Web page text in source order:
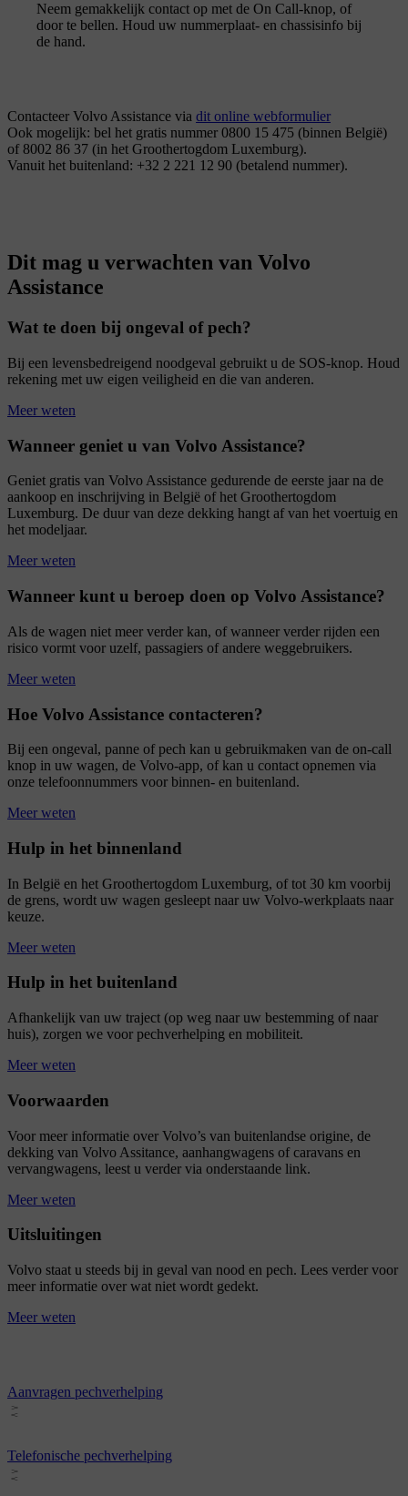
Neem gemakkelijk contact op met de On Call-knop, of
door te bellen. Houd uw nummerplaat- en chassisinfo bij
de hand.
Contacteer Volvo Assistance via dit online webformulier
Ook mogelijk: bel het gratis nummer 0800 15 475 (binnen België)
of 8002 86 37 (in het Groothertogdom Luxemburg).
Vanuit het buitenland: +32 2 221 12 90 (betalend nummer).
Dit mag u verwachten van Volvo
Assistance
Wat te doen bij ongeval of pech?
Bij een levensbedreigend noodgeval gebruikt u de SOS-knop. Houd
rekening met uw eigen veiligheid en die van anderen.
Meer weten
Wanneer geniet u van Volvo Assistance?
Geniet gratis van Volvo Assistance gedurende de eerste jaar na de
aankoop en inschrijving in België of het Groothertogdom
Luxemburg. De duur van deze dekking hangt af van het voertuig en
het modeljaar.
Meer weten
Wanneer kunt u beroep doen op Volvo Assistance?
Als de wagen niet meer verder kan, of wanneer verder rijden een
risico vormt voor uzelf, passagiers of andere weggebruikers.
Meer weten
Hoe Volvo Assistance contacteren?
Bij een ongeval, panne of pech kan u gebruikmaken van de on-call
knop in uw wagen, de Volvo-app, of kan u contact opnemen via
onze telefoonnummers voor binnen- en buitenland.
Meer weten
Hulp in het binnenland
In België en het Groothertogdom Luxemburg, of tot 30 km voorbij
de grens, wordt uw wagen gesleept naar uw Volvo-werkplaats naar
keuze.
Meer weten
Hulp in het buitenland
Afhankelijk van uw traject (op weg naar uw bestemming of naar
huis), zorgen we voor pechverhelping en mobiliteit.
Meer weten
Voorwaarden
Voor meer informatie over Volvo’s van buitenlandse origine, de
dekking van Volvo Assitance, aanhangwagens of caravans en
vervangwagens, leest u verder via onderstaande link.
Meer weten
Uitsluitingen
Volvo staat u steeds bij in geval van nood en pech. Lees verder voor
meer informatie over wat niet wordt gedekt.
Meer weten
Aanvragen pechverhelping
Telefonische pechverhelping